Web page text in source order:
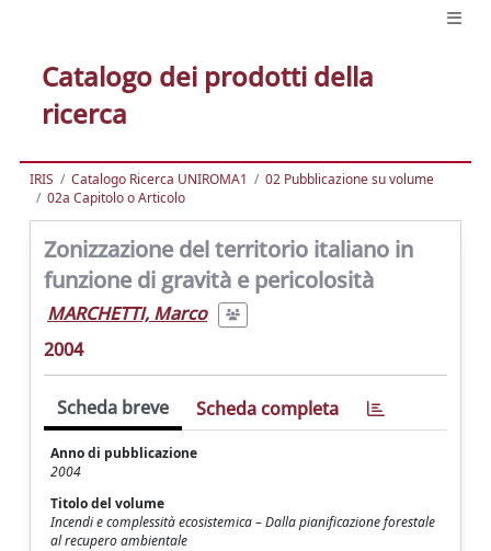
Catalogo dei prodotti della
ricerca
IRIS Catalogo Ricerca UNIROMA1
02 Pubblicazione su volume
02a Capitolo o Articolo
Zonizzazione del territorio italiano in
funzione di gravità e pericolosità
MARCHETTI, Marco
2004
Scheda breve Scheda completa
Anno di pubblicazione
2004
Titolo del volume
Incendi e complessità ecosistemica – Dalla pianificazione forestale
al recupero ambientale